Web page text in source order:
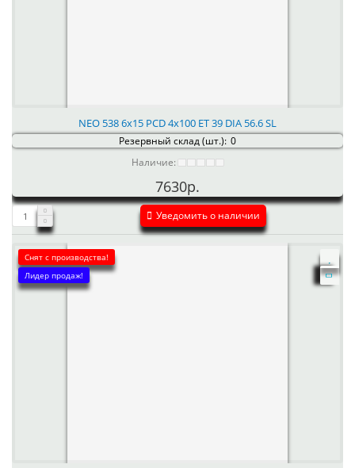
NEO 538 6x15 PCD 4x100 ET 39 DIA 56.6 SL
Резервный склад (шт.): 0
Наличие:
7630р.
Уведомить о наличии
Снят с производства!
Лидер продаж!